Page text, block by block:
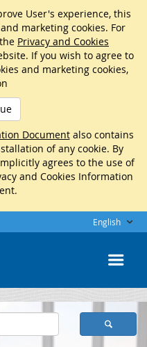
User's experience, this
marketing cookies. For
Privacy and Cookies
If you wish to agree to
and marketing cookies,
Documentalso contains
of any cookie. By
agrees to the use of
and Cookies Information
English